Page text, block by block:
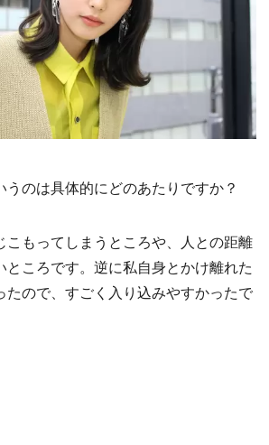
うのは具体的にどのあたりですか？
こもってしまうところや、人との距離
ところです。逆に私自身とかけ離れた
たので、すごく入り込みやすかったで